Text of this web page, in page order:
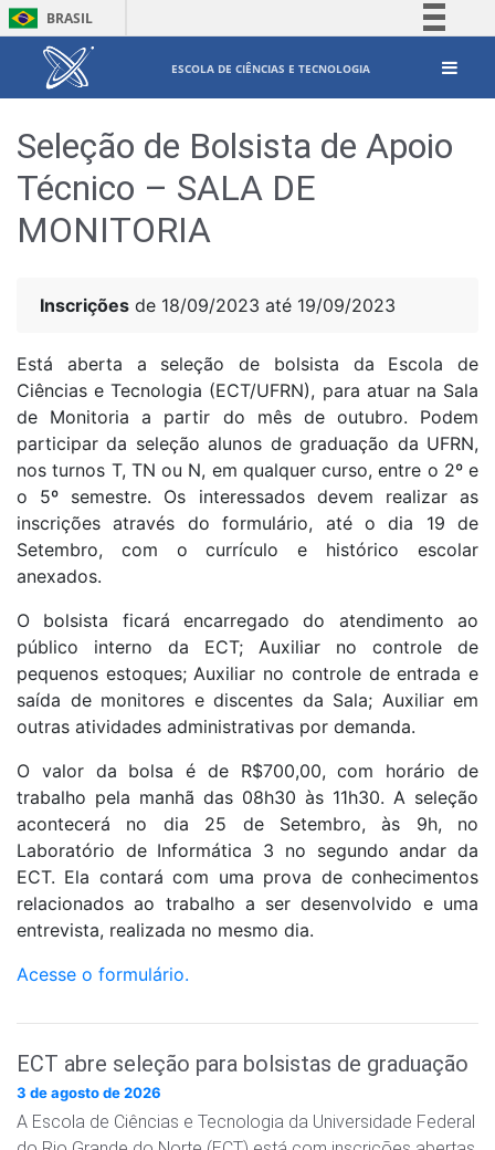
BRASIL
Acesso à informação
ESCOLA DE CIÊNCIAS E TECNOLOGIA
Seleção de Bolsista de Apoio
Técnico – SALA DE
MONITORIA
Inscrições de 18/09/2023 até 19/09/2023
Está aberta a seleção de bolsista da Escola de
Ciências e Tecnologia (ECT/UFRN), para atuar na Sala
de Monitoria a partir do mês de outubro. Podem
participar da seleção alunos de graduação da UFRN,
nos turnos T, TN ou N, em qualquer curso, entre o 2º e
o 5º semestre. Os interessados devem realizar as
inscrições através do formulário, até o dia 19 de
Setembro, com o currículo e histórico escolar
anexados.
O bolsista ficará encarregado do atendimento ao
público interno da ECT; Auxiliar no controle de
pequenos estoques; Auxiliar no controle de entrada e
saída de monitores e discentes da Sala; Auxiliar em
outras atividades administrativas por demanda.
O valor da bolsa é de R$700,00, com horário de
trabalho pela manhã das 08h30 às 11h30. A seleção
acontecerá no dia 25 de Setembro, às 9h, no
Laboratório de Informática 3 no segundo andar da
ECT. Ela contará com uma prova de conhecimentos
relacionados ao trabalho a ser desenvolvido e uma
entrevista, realizada no mesmo dia.
Acesse o formulário.
ECT abre seleção para bolsistas de graduação
3 de agosto de 2026
A Escola de Ciências e Tecnologia da Universidade Federal